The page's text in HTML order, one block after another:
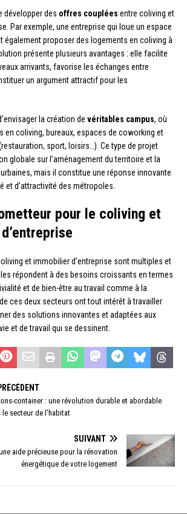
développer des offres couplées entre coliving et
Par exemple, une entreprise qui loue un espace
également proposer des logements en coliving à
présente plusieurs avantages : elle facilite
arrivants, favorise les échanges entre
un argument attractif pour les
la création de véritables campus, où
en coliving, bureaux, espaces de coworking et
sport, loisirs…). Ce type de projet
globale sur l’aménagement du territoire et la
mais il constitue une réponse innovante
et d’attractivité des métropoles.
pour le coliving et
et immobilier d’entreprise sont multiples et
répondent à des besoins croissants en termes
et de bien-être au travail comme à la
ces deux secteurs ont tout intérêt à travailler
des solutions innovantes et adaptées aux
et de travail qui se dessinent.
container : une révolution durable et abordable
le secteur de l’habitat
SUIVANT
aide précieuse pour la rénovation
énergétique de votre logement